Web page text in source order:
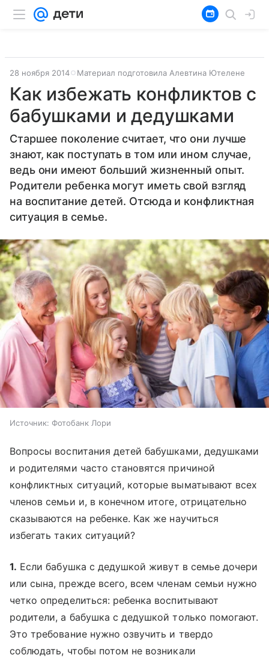
28 ноября 2014 Материал подготовила Алевтина Ютелене
Как избежать конфликтов с
бабушками и дедушками
Старшее поколение считает, что они лучше
знают, как поступать в том или ином случае,
ведь они имеют больший жизненный опыт.
Родители ребенка могут иметь свой взгляд
на воспитание детей. Отсюда и конфликтная
ситуация в семье.
Источник: Фотобанк Лори
Вопросы воспитания детей бабушками, дедушками
и родителями часто становятся причиной
конфликтных ситуаций, которые выматывают всех
членов семьи и, в конечном итоге, отрицательно
сказываются на ребенке. Как же научиться
избегать таких ситуаций?
1. Если бабушка с дедушкой живут в семье дочери
или сына, прежде всего, всем членам семьи нужно
четко определиться: ребенка воспитывают
родители, а бабушка с дедушкой только помогают.
Это требование нужно озвучить и твердо
соблюдать, чтобы потом не возникали